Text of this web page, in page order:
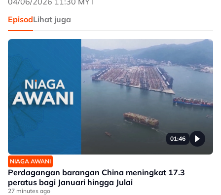
EpisodLihat juga
01:46
NIAGA AWANI
Perdagangan barangan China meningkat 17.3
peratus bagi Januari hingga Julai
27 minutes ago